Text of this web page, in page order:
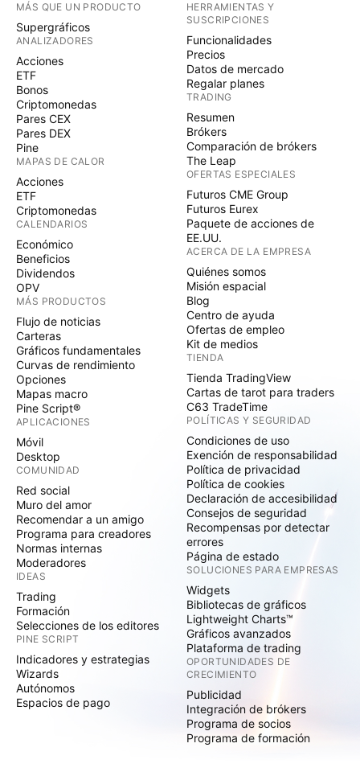
MÁS QUE UN PRODUCTO
Supergráficos
ANALIZADORES
Acciones
ETF
Bonos
Criptomonedas
Pares CEX
Pares DEX
Pine
MAPAS DE CALOR
Acciones
ETF
Criptomonedas
CALENDARIOS
Económico
Beneficios
Dividendos
OPV
MÁS PRODUCTOS
Flujo de noticias
Carteras
Gráficos fundamentales
Curvas de rendimiento
Opciones
Mapas macro
Pine Script®
APLICACIONES
Móvil
Desktop
COMUNIDAD
Red social
Muro del amor
Recomendar a un amigo
Programa para creadores
Normas internas
Moderadores
IDEAS
Trading
Formación
Selecciones de los editores
PINE SCRIPT
Indicadores y estrategias
Wizards
Autónomos
Espacios de pago
HERRAMIENTAS Y
SUSCRIPCIONES
Funcionalidades
Precios
Datos de mercado
Regalar planes
TRADING
Resumen
Brókers
Comparación de brókers
The Leap
OFERTAS ESPECIALES
Futuros CME Group
Futuros Eurex
Paquete de acciones de
EE.UU.
ACERCA DE LA EMPRESA
Quiénes somos
Misión espacial
Blog
Centro de ayuda
Ofertas de empleo
Kit de medios
TIENDA
Tienda TradingView
Cartas de tarot para traders
C63 TradeTime
POLÍTICAS Y SEGURIDAD
Condiciones de uso
Exención de responsabilidad
Política de privacidad
Política de cookies
Declaración de accesibilidad
Consejos de seguridad
Recompensas por detectar
errores
Página de estado
SOLUCIONES PARA EMPRESAS
Widgets
Bibliotecas de gráficos
Lightweight Charts™
Gráficos avanzados
Plataforma de trading
OPORTUNIDADES DE
CRECIMIENTO
Publicidad
Integración de brókers
Programa de socios
Programa de formación